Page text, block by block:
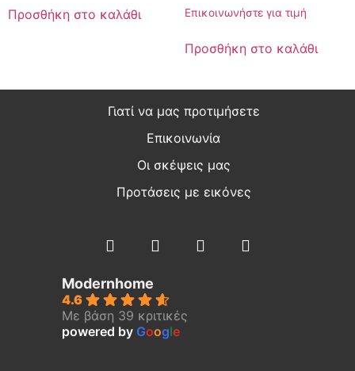
Προσθήκη στο καλάθι Επικοινωνήστε για τιμή
Προσθήκη στο καλάθι
Γιατί να μας προτιμήσετε
Επικοινωνία
Οι σκέψεις μας
Προτάσεις με εικόνες
Modernhome
4.6
Με βάση 39 κριτικές
powered by Google